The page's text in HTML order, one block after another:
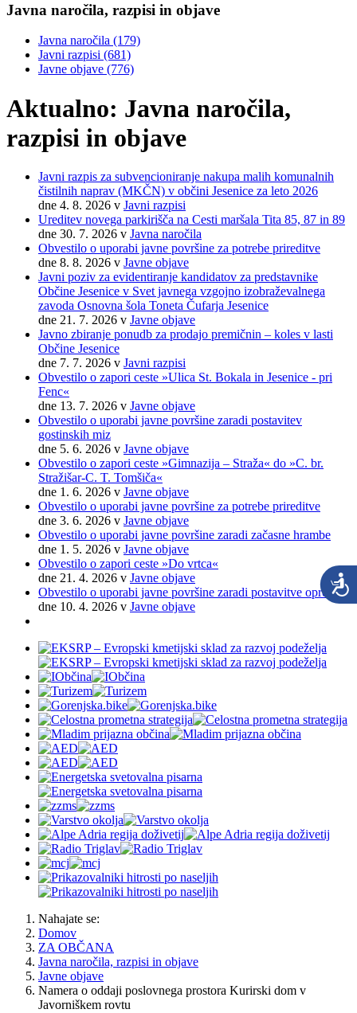
Javna naročila, razpisi in objave
Javna naročila (179)
Javni razpisi (681)
Javne objave (776)
Aktualno: Javna naročila,
razpisi in objave
Javni razpis za subvencioniranje nakupa malih komunalnih
čistilnih naprav (MKČN) v občini Jesenice za leto 2026
dne 4. 8. 2026 v Javni razpisi
Ureditev novega parkirišča na Cesti maršala Tita 85, 87 in 89
dne 30. 7. 2026 v Javna naročila
Obvestilo o uporabi javne površine za potrebe prireditve
dne 8. 8. 2026 v Javne objave
Javni poziv za evidentiranje kandidatov za predstavnike
Občine Jesenice v Svet javnega vzgojno izobraževalnega
zavoda Osnovna šola Toneta Čufarja Jesenice
dne 21. 7. 2026 v Javne objave
Javno zbiranje ponudb za prodajo premičnin – koles v lasti
Občine Jesenice
dne 7. 7. 2026 v Javni razpisi
Obvestilo o zapori ceste »Ulica St. Bokala in Jesenice - pri
Fenc«
dne 13. 7. 2026 v Javne objave
Obvestilo o uporabi javne površine zaradi postavitev
gostinskih miz
dne 5. 6. 2026 v Javne objave
Obvestilo o zapori ceste »Gimnazija – Straža« do »C. br.
Stražišar-C. T. Tomšiča«
dne 1. 6. 2026 v Javne objave
Obvestilo o uporabi javne površine za potrebe prireditve
dne 3. 6. 2026 v Javne objave
Obvestilo o uporabi javne površine zaradi začasne hrambe
dne 1. 5. 2026 v Javne objave
Obvestilo o zapori ceste »Do vrtca«
dne 21. 4. 2026 v Javne objave
Obvestilo o uporabi javne površine zaradi postavitve opreme
dne 10. 4. 2026 v Javne objave
Nahajate se:
Domov
ZA OBČANA
Javna naročila, razpisi in objave
Javne objave
Namera o oddaji poslovnega prostora Kurirski dom v
Javorniškem rovtu